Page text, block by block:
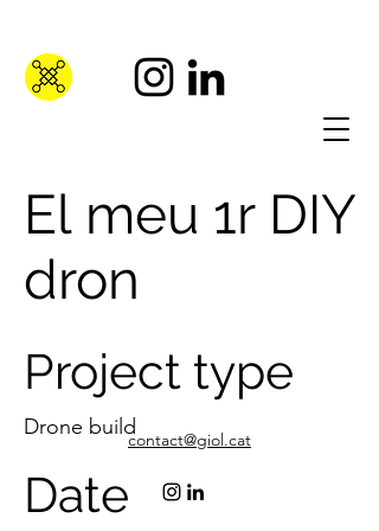
El meu 1r DIY
dron
Project type
Drone build
Date
contact@giol.cat